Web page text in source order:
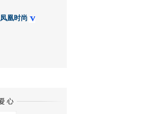
凤凰时尚